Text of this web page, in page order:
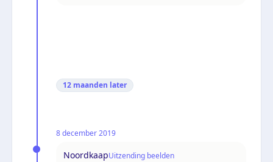
12 maanden later
8 december 2019
NoordkaapUitzending beelden